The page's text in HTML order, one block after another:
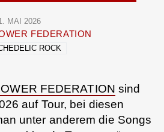
MAI 2026
FEDERATION
ROCK
FEDERATION sind
auf Tour, bei diesen
unter anderem die Songs